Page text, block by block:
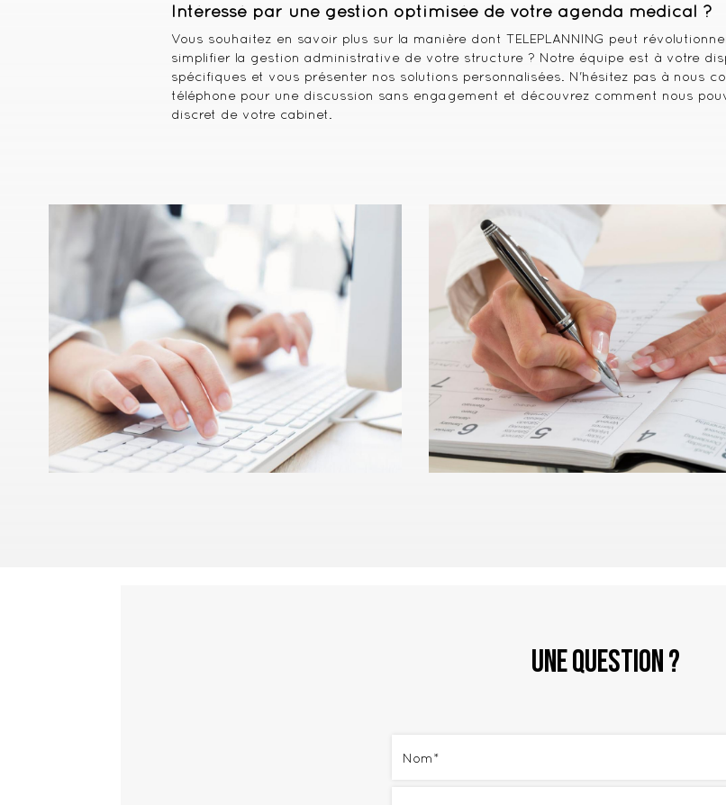
Intéressé par une gestion optimisée de votre agenda médical ?
Vous souhaitez en savoir plus sur la manière dont TELEPLANNING peut
simplifier la gestion administrative de votre structure ? Notre équipe est à votre
spécifiques et vous présenter nos solutions personnalisées. N'hésitez pas à nous
téléphone pour une discussion sans engagement et découvrez comment nous
discret de votre cabinet.
Une question ?